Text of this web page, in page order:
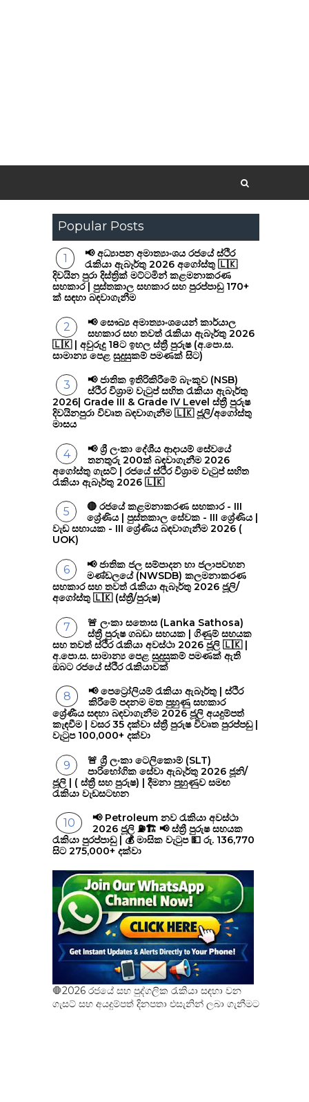
Popular Posts
📢 අධ්‍යාපන අමාත්‍යාංශය රජයේ ස්ථිර
රැකියා ඇබෑර්තු 2026 අගෝස්තු 🇱🇰
දිවයින පුරා දිස්ත්‍රික් මට්ටමින් කළමනාකරණ
සහකාර | පුස්තකාල සහකාර සහ පුරප්පාඩු 170+
ක් සඳහා බඳවාගැනීම
📢 සෞඛ්‍ය අමාත්‍යාංශයෙන් කාර්යාල
සහකාර සහ තවත් රැකියා ඇබෑර්තු 2026
🇱🇰 | අවුරුදු 18ට ඉහල ස්ත්‍රී පුරුෂ (අ.පො.ස.
සාමාන්‍ය පෙළ සුදුසුකම් පමණක් සිට)
📢 ජාතික ඉතිරිකිරීමේ බැංකුව (NSB)
ස්ථිර විශ්‍රාම වැටුප් සහිත රැකියා ඇබෑර්තු
2026| Grade III & Grade IV Level ස්ත්‍රී පුරුෂ
දිවයිනපුරා විවෘත බඳවාගැනීම 🇱🇰 ජූලි/අගෝස්තු
මාසය
📢 ශ්‍රී ලංකා දේශීය ආදායම් සේවයේ
තනතුරු 200ක් බඳවාගැනීම 2026
අගෝස්තු ගැසට් | රජයේ ස්ථිර විශ්‍රාම වැටුප් සහිත
රැකියා ඇබෑර්තු 2026 🇱🇰
🔴 රජයේ කළමනාකරණ සහකාර - III
ශ්‍රේණිය | පුස්තකාල සේවක - III ශ්‍රේණිය |
වැඩ සහායක - III ශ්‍රේණිය බඳවාගැනීම 2026 (
UOK)
📢 ජාතික ජල සම්පාදන හා ජලාපවහන
මණ්ඩලයේ (NWSDB) කලමනාකරණ
සහකාර සහ තවත් රැකියා ඇබෑර්තු 2026 ජූලි/
අගෝස්තු 🇱🇰 (ස්ත්‍රී/පුරුෂ)
🚨 ලංකා සතොස (Lanka Sathosa)
ස්ත්‍රී පුරුෂ ගබඩා සහයක | ගිණුම් සහයක
සහ තවත් ස්ථිර රැකියා අවස්ථා 2026 ජූලි 🇱🇰 |
අ.පො.ස. සාමාන්‍ය පෙළ සුදුසුකම් පමණක් ඇති
ඔබට රජයේ ස්ථිර රැකියාවක්
📢 පෙට්‍රෝලියම් රැකියා ඇබෑර්තු | ස්ථිර
කිරීමේ පදනම මත පුහුණු සහකාර
ශ්‍රේණීය සඳහා බඳවාගැනීම 2026 ජූලි අයදුම්පත්
කැඳවීම | වසර 35 දක්වා ස්ත්‍රී පුරුෂ විවෘත පුරප්පඩු |
වැටුප 100,000+ දක්වා
🚨 ශ්‍රී ලංකා ටෙලිකොම් (SLT)
පාරිභෝගික සේවා ඇබෑර්තු 2026 ජූනි/
ජූලි | ( ස්ත්‍රී සහ පුරුෂ) | දීමනා පුහුණුව සමඟ
රැකියා වැඩසටහන
📢 Petroleum නව රැකියා අවස්ථා
2026 ජූලි ⛽🏗️ 📢 ස්ත්‍රී පුරුෂ සහයක
රැකියා පුරප්පාඩු | 💰 මාසික වැටුප 💵 රු. 136,770
සිට 275,000+ දක්වා
🛑2026 රජයේ සහ පුද්ගලික රැකියා සඳහා වන
ගැසට් සහ අයදුම්පත් දිනපතා එසැනින් ලබා ගැනීමට